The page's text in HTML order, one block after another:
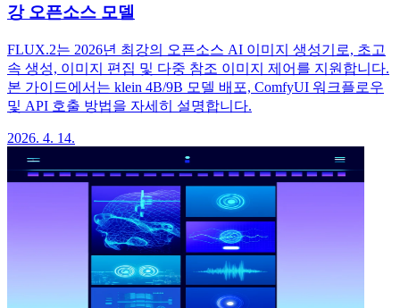
강 오픈소스 모델
FLUX.2는 2026년 최강의 오픈소스 AI 이미지 생성기로, 초고
속 생성, 이미지 편집 및 다중 참조 이미지 제어를 지원합니다.
본 가이드에서는 klein 4B/9B 모델 배포, ComfyUI 워크플로우
및 API 호출 방법을 자세히 설명합니다.
2026. 4. 14.